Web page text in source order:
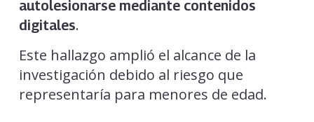
autolesionarse mediante contenidos
digitales.
Este hallazgo amplió el alcance de la
investigación debido al riesgo que
representaría para menores de edad.